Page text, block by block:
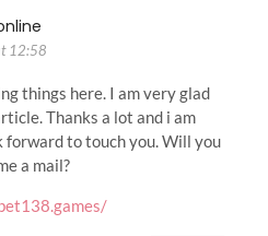
12:58
things here. I am very glad
Thanks a lot and i am
forward to touch you. Will you
a mail?